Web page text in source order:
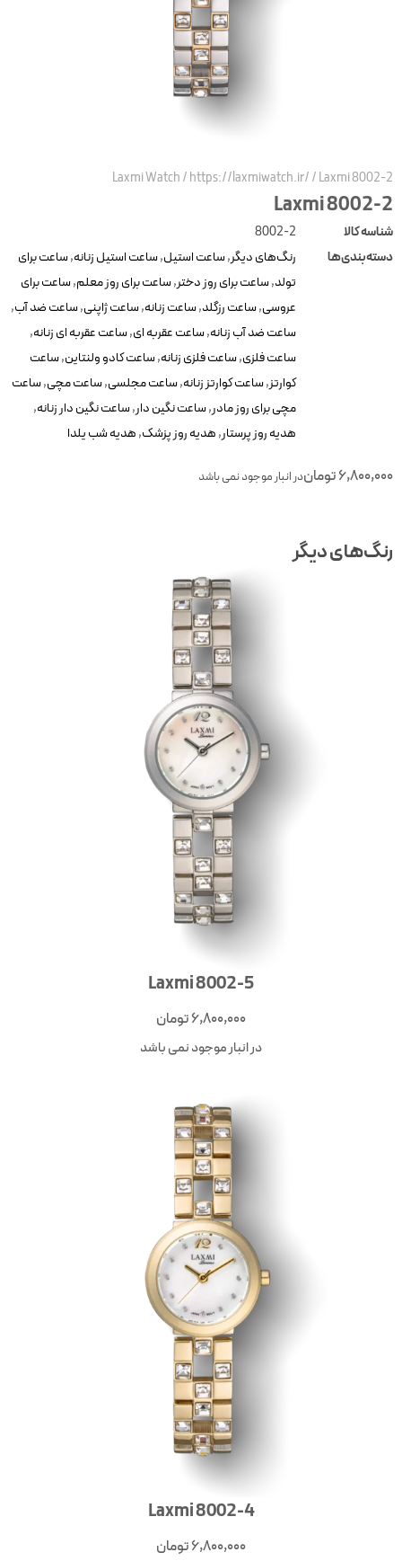
Laxmi Watch/https://laxmiwatch.ir//Laxmi
Laxmi 8002-
کالا
8002-2
رنگ‌های دیگر,ساعت استیل,ساعت استیل زنانه,ساعت برای
تولد,ساعت برای روز دختر,ساعت برای روز معلم,ساعت برای
عروسی,ساعت رزگلد,ساعت زنانه,ساعت ژاپنی,ساعت ضد آب,
ساعت ضد آب زنانه,ساعت عقربه ای,ساعت عقربه ای زنانه,
ساعت فلزی,ساعت فلزی زنانه,ساعت کادو ولنتاین,ساعت
کوارتز,ساعت کوارتز زنانه,ساعت مجلسی,ساعت مچی,ساعت
مچی برای روز مادر,ساعت نگین دار,ساعت نگین دار زنانه,
هدیه روز پرستار,هدیه روز پزشک,هدیه شب یلدا
توماندر انبار موجود نمی باشد
دیگر
Laxmi 8002-5
6,800,000تومان
در انبار موجود نمی باشد
Laxmi 8002-4
6,800,000تومان